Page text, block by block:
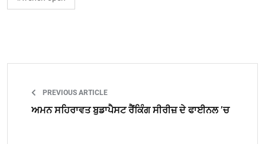
PREVIOUS ARTICLE
ਅਮਨ ਸਹਿਰਾਵਤ ਬੁਡਾਪੈਸਟ ਰੈਂਕਿੰਗ ਸੀਰੀਜ਼ ਦੇ ਫਾਈਨਲ ’ਚ